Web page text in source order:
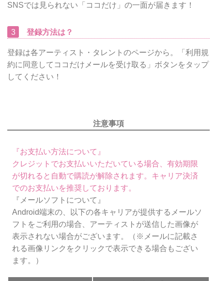
SNSでは見られない「ココだけ」の一面が届きます！
3 登録方法は？
登録は各アーティスト・タレントのページから。「利用規
約に同意してココだけメールを受け取る」ボタンをタップ
してください！
注意事項
『お支払い方法について』
クレジットでお支払いいただいている場合、有効期限
が切れると自動で購読が解除されます。キャリア決済
でのお支払いを推奨しております。
『メールソフトについて』
Android端末の、以下の各キャリアが提供するメールソ
フトをご利用の場合、アーティストが送信した画像が
表示されない場合がございます。（※メールに記載さ
れる画像リンクをクリックで表示できる場合もござい
ます。）